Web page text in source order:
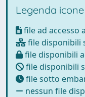
Legenda icone
file ad accesso
file disponibili
file disponibili
file disponibili
file sotto
nessun file